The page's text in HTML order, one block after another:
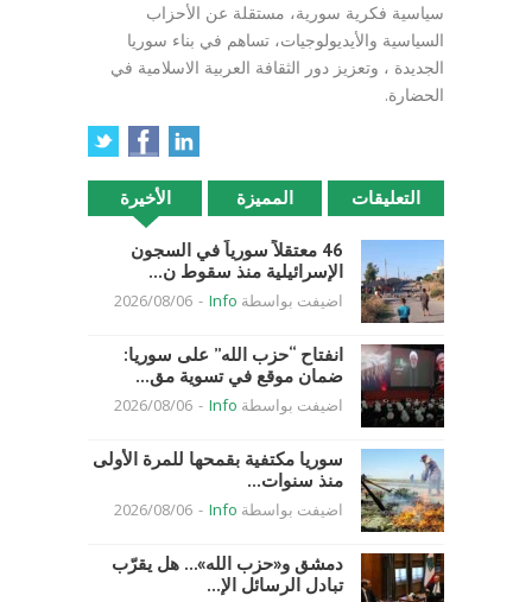
سياسية فكرية سورية، مستقلة عن الأحزاب
السياسية والأيديولوجيات، تساهم في بناء سوريا
الجديدة ، وتعزيز دور الثقافة العربية الاسلامية في
الحضارة.
الأخيرة المميزة التعليقات
46 معتقلاً سورياً في السجون
الإسرائيلية منذ سقوط ن...
اضيفت بواسطة Info
-
2026/08/06
انفتاح “حزب الله” على سوريا:
ضمان موقع في تسوية مق...
اضيفت بواسطة Info
-
2026/08/06
سوريا مكتفية بقمحها للمرة الأولى
منذ سنوات...
اضيفت بواسطة Info
-
2026/08/06
دمشق و«حزب الله»… هل يقرّب
تبادل الرسائل الإ...